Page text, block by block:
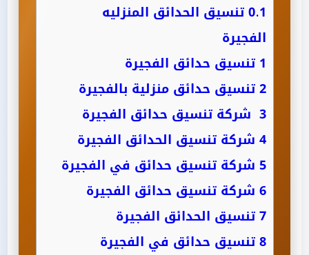
0.1تنسيق الحدائق المنزليه
الفجيرة
1 تنسيق حدائق الفجيرة
2تنسيق حدائق منزلية بالفجيرة
3 شركة تنسيق حدائق الفجيرة
4 شركة تنسيق الحدائق الفجيرة
5 شركة تنسيق حدائق في الفجيرة
6 شركة تنسيق حدائق الفجيرة
7تنسيق الحدائق الفجيرة
8تنسيق حدائق في الفجيرة